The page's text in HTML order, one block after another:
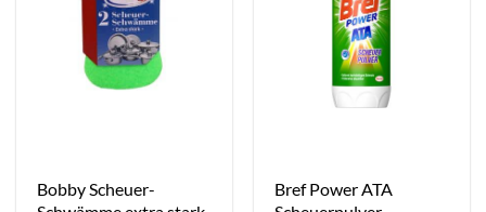
Bobby Scheuer-
Bref Power ATA